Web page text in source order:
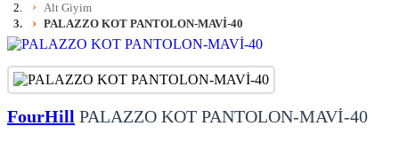
Alt Giyim
PALAZZO KOT PANTOLON-MAVİ-40
FourHill PALAZZO KOT PANTOLON-MAVİ-40